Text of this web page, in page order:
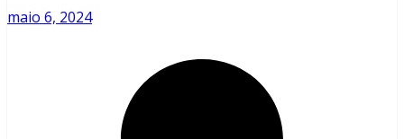
maio 6, 2024